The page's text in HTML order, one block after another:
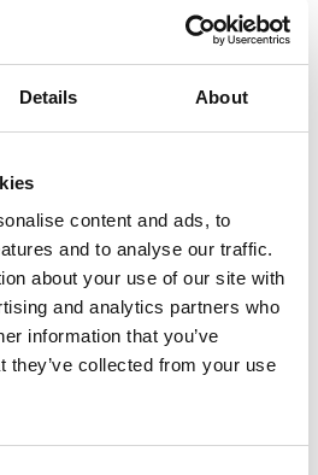
Details About
content and ads, to
and to analyse our traffic.
about your use of our site with
and analytics partners who
information that you’ve
they’ve collected from your use
Resö. Med närhet till
och wc. Sommartid även
restaurang.
och hopptorn.
se sommarens vattenprover
badplatsen
Hamneholmen ligger där